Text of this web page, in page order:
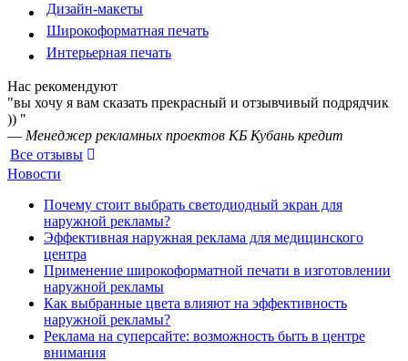
Дизайн-макеты
Широкоформатная печать
Интерьерная печать
Нас рекомендуют
"вы хочу я вам сказать прекрасный и отзывчивый подрядчик
)) "
— Менеджер рекламных проектов КБ Кубань кредит
Все отзывы
Новости
Почему стоит выбрать светодиодный экран для
наружной рекламы?
Эффективная наружная реклама для медицинского
центра
Применение широкоформатной печати в изготовлении
наружной рекламы
Как выбранные цвета влияют на эффективность
наружной рекламы?
Реклама на суперсайте: возможность быть в центре
внимания